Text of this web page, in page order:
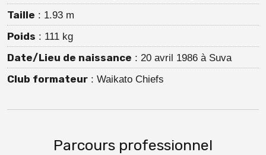
Taille : 1.93 m
Poids : 111 kg
Date/Lieu de naissance : 20 avril 1986 à Suva
Club formateur : Waikato Chiefs
Parcours professionnel